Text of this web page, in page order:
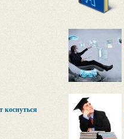
коснуться